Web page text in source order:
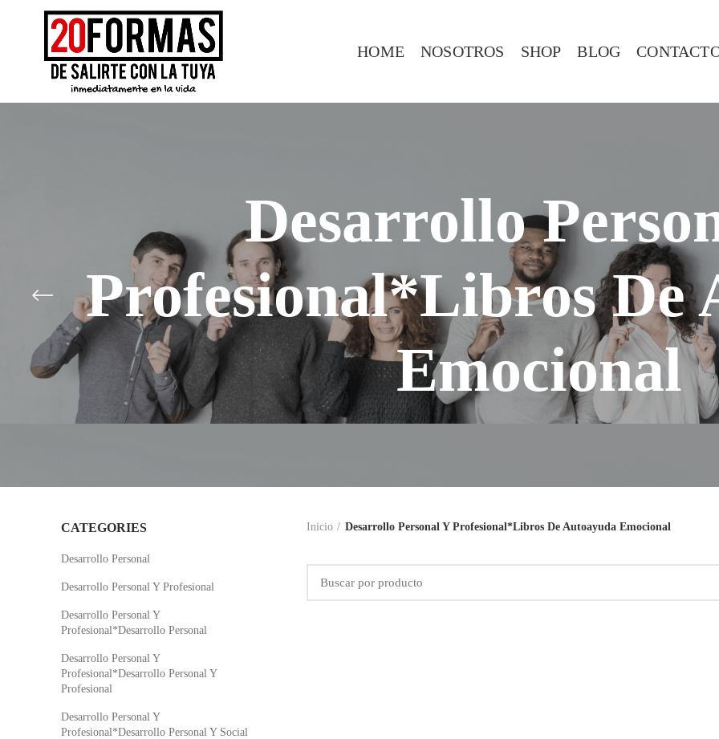
HOME NOSOTROS SHOP BLOG
Desarrollo
Profesional*Libros De
Emocional
Inicio Desarrollo Personal Y Profesional*Libros De Autoayuda Emocional
CATEGORIES
Desarrollo Personal
Desarrollo Personal Y Profesional
Desarrollo Personal Y
Profesional*Desarrollo Personal
Desarrollo Personal Y
Profesional*Desarrollo Personal Y
Profesional
Desarrollo Personal Y
Profesional*Desarrollo Personal Y Social